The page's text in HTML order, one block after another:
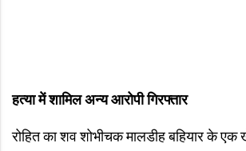
हत्या में शामिल अन्य आरोपी गिरफ्तार
रोहित का शव शोभीचक मालडीह बहियार के